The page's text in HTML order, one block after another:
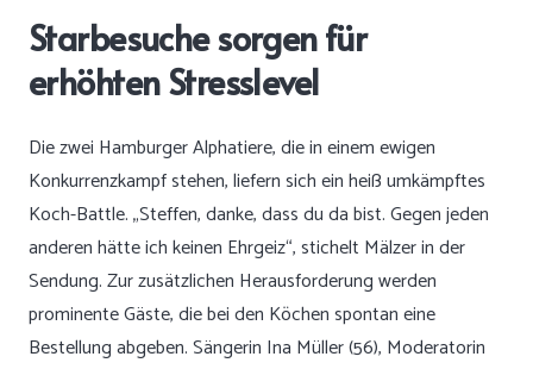
Starbesuche sorgen für
erhöhten Stresslevel
Die zwei Hamburger Alphatiere, die in einem ewigen
Konkurrenzkampf stehen, liefern sich ein heiß umkämpftes
Koch-Battle. „Steffen, danke, dass du da bist. Gegen jeden
anderen hätte ich keinen Ehrgeiz“, stichelt Mälzer in der
Sendung. Zur zusätzlichen Herausforderung werden
prominente Gäste, die bei den Köchen spontan eine
Bestellung abgeben. Sängerin Ina Müller (56), Moderatorin